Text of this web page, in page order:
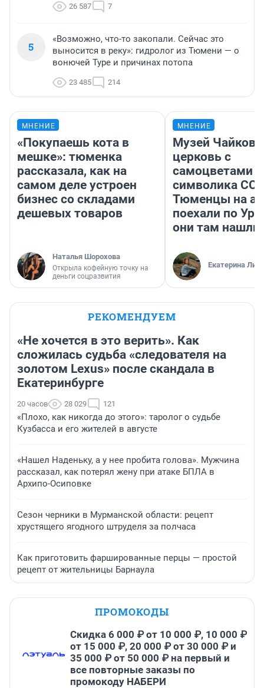
26 587 7
5
«Возможно, что-то закопали. Сейчас это
выносится в реку»: гидролог из Тюмени — о
вонючей Туре и причинах потопа
23 485 214
МНЕНИЕ
«Покупаешь кота в
мешке»: тюменка
рассказала, как на
самом деле устроен
бизнес со складами
дешевых товаров
Наталья Шорохова
Открыла кофейную точку на
деньги соцразвития
МНЕНИЕ
Музей
церковь с
самоцветами
символика
Тюменцы на
поехали по
они там нашли
Екатерина
РЕКОМЕНДУЕМ
«Не хочется в это верить». Как
сложилась судьба «следователя на
золотом Lexus» после скандала в
Екатеринбурге
20 часов 28 029 121
«Плохо, как никогда до этого»: таролог о судьбе
Кузбасса и его жителей в августе
«Нашел Наденьку, а у нее пробита голова». Мужчина
рассказал, как потерял жену при атаке БПЛА в
Архипо-Осиповке
Сезон черники в Мурманской области: рецепт
хрустящего ягодного штруделя за полчаса
Как приготовить фаршированные перцы — простой
рецепт от жительницы Барнаула
ПРОМОКОДЫ
Скидка 6 000 ₽ от 10 000 ₽, 10 000 ₽
от 15 000 ₽, 20 000 ₽ от 30 000 ₽ и
35 000 ₽ от 50 000 ₽ на первый и
все повторные заказы по
промокоду НАБЕРИ